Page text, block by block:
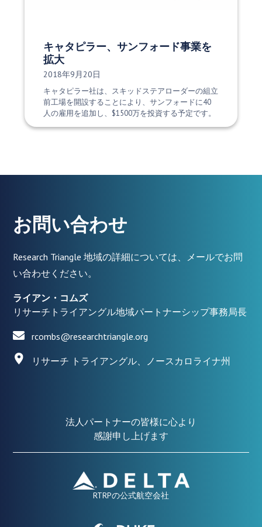
キャタピラー、サンフォード事業を
拡大
発行日:
2018年9月20日
キャタピラー社は、スキッドステアローダーの組立
前工場を開設することにより、サンフォードに40
人の雇用を追加し、$1500万を投資する予定です。
お問い合わせ
Research Triangle 地域の詳細については、メールでお問
い合わせください。
ライアン・コムズ
リサーチトライアングル地域パートナーシップ事務局長
rcombs@researchtriangle.org
リサーチ トライアングル、ノースカロライナ州
法人パートナーの皆様に心より
感謝申し上げます
RTRPの公式航空会社